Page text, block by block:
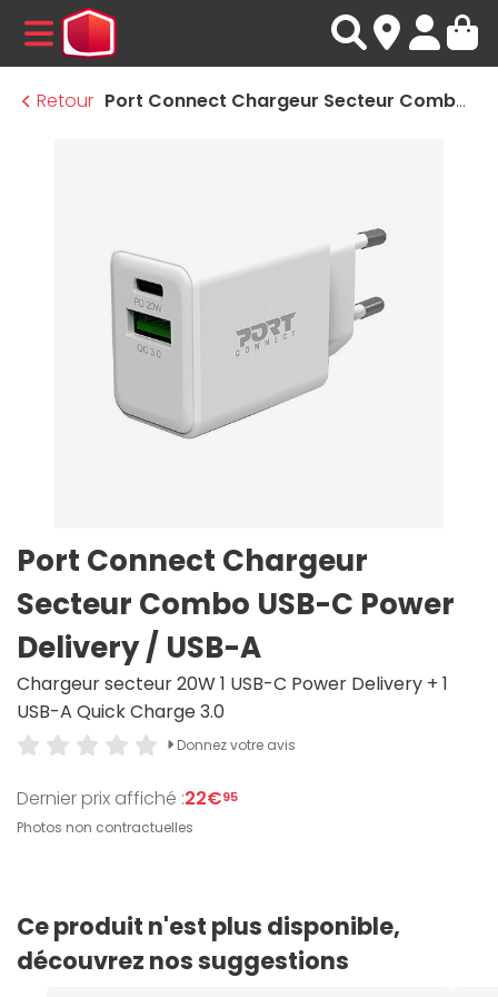
MENU
Retour
Port Connect Chargeur Secteur Combo USB-C Power Delivery / USB-A
Port Connect Chargeur
Secteur Combo USB-C Power
Delivery / USB-A
Chargeur secteur 20W 1 USB-C Power Delivery + 1
USB-A Quick Charge 3.0
Donnez votre avis
Dernier prix affiché :22€95
Photos non contractuelles
Ce produit n'est plus disponible,
découvrez nos suggestions